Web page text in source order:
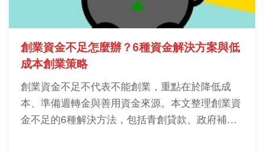
創業資金不足怎麼辦？6種資金解決方案與低
成本創業策略
創業資金不足不代表不能創業，重點在於降低成
本、準備週轉金與善用資金來源。本文整理創業資
金不足的6種解決方法，包括青創貸款、政府補